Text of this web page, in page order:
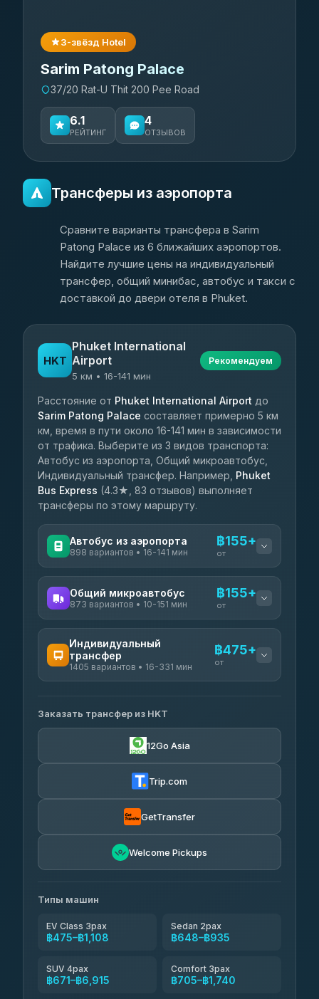
3-звёзд Hotel
Sarim Patong Palace
37/20 Rat-U Thit 200 Pee Road
6.1
РЕЙТИНГ
4
ОТЗЫВОВ
Трансферы из аэропорта
Сравните варианты трансфера в Sarim
Patong Palace из 6 ближайших аэропортов.
Найдите лучшие цены на индивидуальный
трансфер, общий минибас, автобус и такси с
доставкой до двери отеля в Phuket.
HKT
Phuket International
Airport
5 км • 16-141 мин
Рекомендуем
Расстояние от Phuket International Airport до
Sarim Patong Palace составляет примерно 5 км
км, время в пути около 16-141 мин в зависимости
от трафика. Выберите из 3 видов транспорта:
Автобус из аэропорта, Общий микроавтобус,
Индивидуальный трансфер. Например, Phuket
Bus Express (4.3★, 83 отзывов) выполняет
трансферы по этому маршруту.
Автобус из аэропорта
898 вариантов • 16-141 мин
฿155+
от
Rungkit Tour
Phuket Smart Bus
4.17(12) ฿206-฿224
Общий микроавтобус
873 вариантов • 10-151 мин
฿155+
от
Phuket Bus Express
4.35(83)
Индивидуальный
трансфер
1405 вариантов • 16-331 мин
฿475+
от
Happy EV Taxi
4.78(81)
฿648-฿1,165
Call Me Taxi Thailand
Заказать трансфер из HKT
12Go Asia
Trip.com
GetTransfer
Welcome Pickups
Типы машин
EV Class 3pax
฿475–฿1,108
Sedan 2pax
฿648–฿935
SUV 4pax
฿671–฿6,915
Comfort 3pax
฿705–฿1,740